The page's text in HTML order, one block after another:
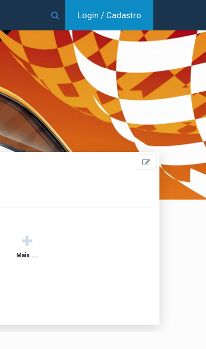
Login / Cadastro
Mais ...